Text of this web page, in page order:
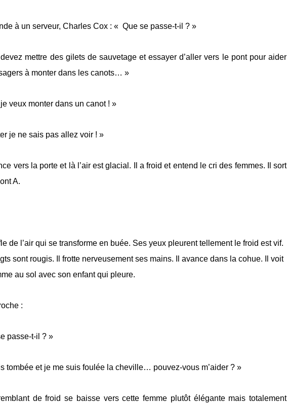
à un serveur, Charles Cox : « Que se passe-t-il ? »
mettre des gilets de sauvetage et essayer d’aller vers le pont pour aider
à monter dans les canots… »
veux monter dans un canot ! »
je ne sais pas allez voir ! »
vers la porte et là l’air est glacial. Il a froid et entend le cri des femmes. Il sort
A.
de l’air qui se transforme en buée. Ses yeux pleurent tellement le froid est vif.
sont rougis. Il frotte nerveusement ses mains. Il avance dans la cohue. Il voit
au sol avec son enfant qui pleure.
:
passe-t-il ? »
tombée et je me suis foulée la cheville… pouvez-vous m’aider ? »
de froid se baisse vers cette femme plutôt élégante mais totalement